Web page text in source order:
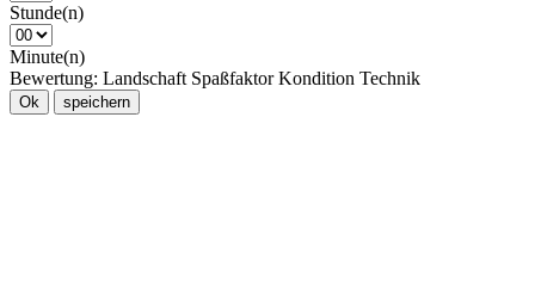
Stunde(n)
Minute(n)
Bewertung: Landschaft Spaßfaktor Kondition Technik
Ok speichern